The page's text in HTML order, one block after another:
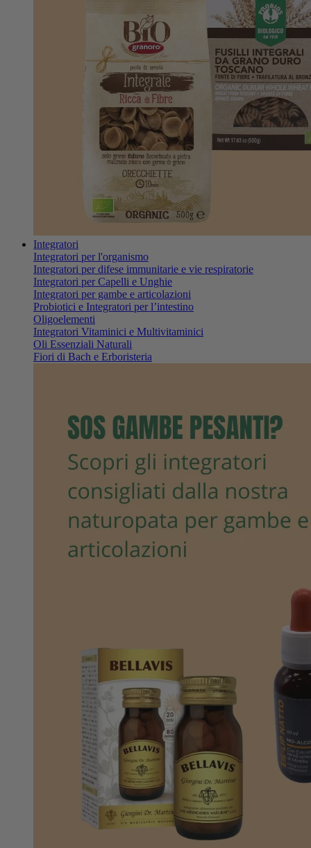
Integratori
Integratori per l'organismo
Integratori per difese immunitarie e vie respiratorie
Integratori per Capelli e Unghie
Integratori per gambe e articolazioni
Probiotici e Integratori per l’intestino
Oligoelementi
Integratori Vitaminici e Multivitaminici
Oli Essenziali Naturali
Fiori di Bach e Erboristeria